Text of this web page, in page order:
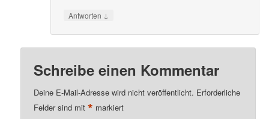
Antworten ↓
Schreibe einen Kommentar
Deine E-Mail-Adresse wird nicht veröffentlicht. Erforderliche
Felder sind mit* markiert